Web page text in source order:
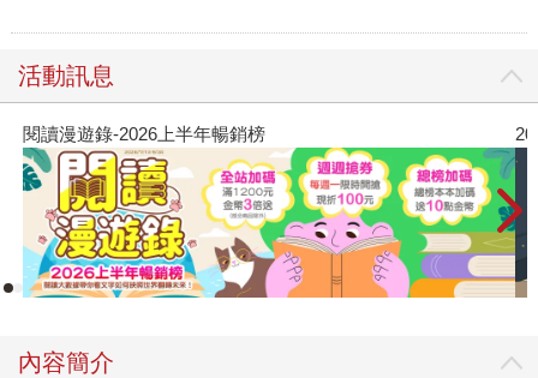
活動訊息
閱讀漫遊錄-2026上半年暢銷榜
內容簡介